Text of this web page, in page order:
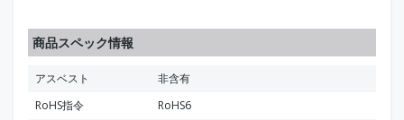
商品スペック情報
アスベスト
非含有
RoHS指令
RoHS6